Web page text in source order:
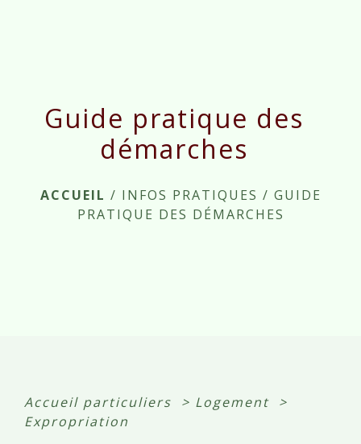
Guide pratique des
démarches
ACCUEIL / INFOS PRATIQUES / GUIDE
PRATIQUE DES DÉMARCHES
Accueil particuliers > Logement >
Expropriation